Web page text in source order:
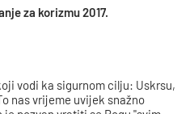
za korizmu 2017.
vodi ka sigurnom cilju: Uskrsu,
nas vrijeme uvijek snažno